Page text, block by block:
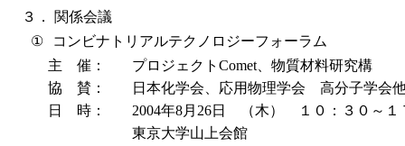
３．
関係会議
①
コンビナトリアルテクノロジーフォーラム
主 催：
プロジェクトComet、物質材料研究構
協 賛：
日本化学会、応用物理学会 高分子学会
日 時：
2004年8月26日 （木） １０：３０～１
東京大学山上会館